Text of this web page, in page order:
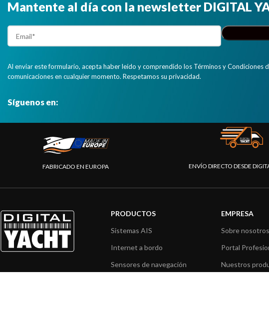
Mantente al día con la newsletter DIGITAL
Al enviar este formulario, acepta haber leído y comprendido los Términos y Condiciones
comunicaciones en cualquier momento. Respetamos su privacidad.
Síguenos en:
FABRICADO EN EUROPA ENVÍO DIRECTO DESDE
PRODUCTOS
Sistemas AIS
Internet a bordo
Sensores de navegación
EMPRESA
Sobre nosotros
Portal
Nuestros